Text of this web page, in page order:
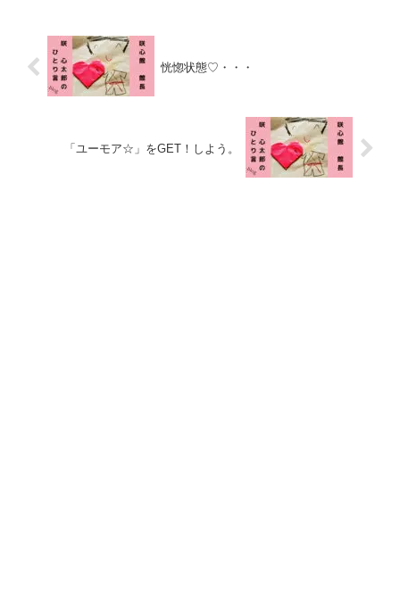
恍惚状態♡・・・
「ユーモア☆」をGET！しよう。